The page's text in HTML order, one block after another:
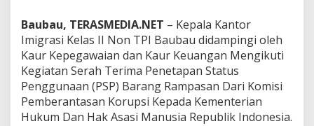
p
a
s
a
n
N
e
g
a
Baubau, TERASMEDIA.NET – Kepala Kantor
Imigrasi Kelas II Non TPI Baubau didampingi oleh
Kaur Kepegawaian dan Kaur Keuangan Mengikuti
Kegiatan Serah Terima Penetapan Status
Penggunaan (PSP) Barang Rampasan Dari Komisi
Pemberantasan Korupsi Kepada Kementerian
Hukum Dan Hak Asasi Manusia Republik Indonesia.